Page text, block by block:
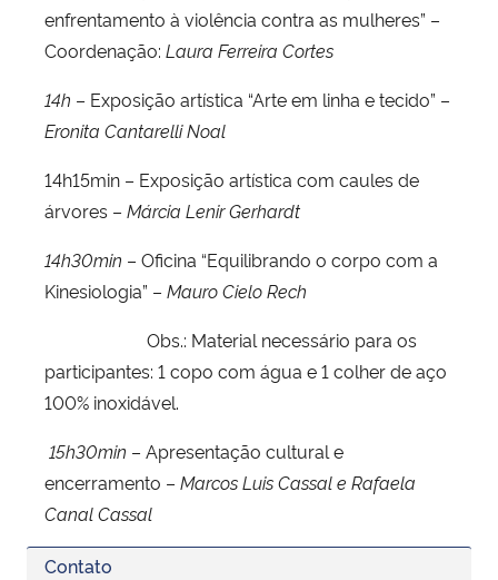
enfrentamento à violência contra as mulheres” –
Coordenação: Laura Ferreira Cortes
14h – Exposição artística “Arte em linha e tecido” –
Eronita Cantarelli Noal
14h15min – Exposição artística com caules de
árvores – Márcia Lenir Gerhardt
14h30min – Oficina “Equilibrando o corpo com a
Kinesiologia” – Mauro Cielo Rech
Obs.: Material necessário para os
participantes: 1 copo com água e 1 colher de aço
100% inoxidável.
15h30min – Apresentação cultural e
encerramento – Marcos Luis Cassal e Rafaela
Canal Cassal
Contato